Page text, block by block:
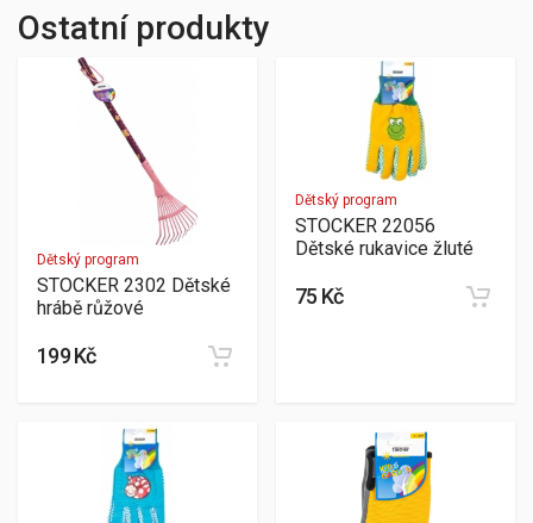
Ostatní produkty
Dětský program
STOCKER 2302 Dětské
hrábě růžové
199 Kč
Dětský program
STOCKER 22056
Dětské rukavice žluté
75 Kč